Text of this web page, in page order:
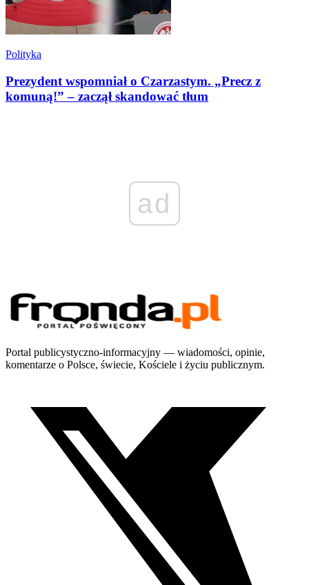
Polityka
Prezydent wspomniał o Czarzastym. „Precz z
komuną!” – zaczął skandować tłum
ad
Portal publicystyczno-informacyjny — wiadomości, opinie,
komentarze o Polsce, świecie, Kościele i życiu publicznym.